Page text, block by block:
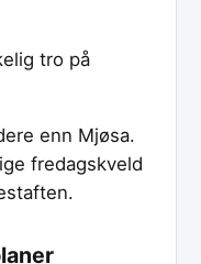
tro på
enn Mjøsa.
fredagskveld